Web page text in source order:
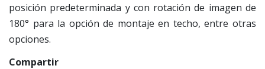
posición predeterminada y con rotación de imagen de
180° para la opción de montaje en techo, entre otras
opciones.
Compartir